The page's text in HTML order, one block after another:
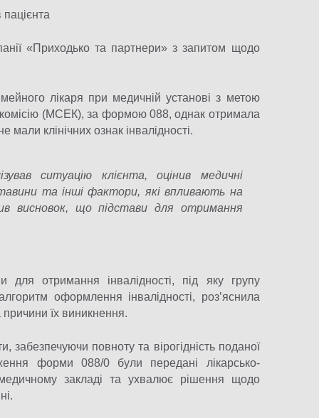
«Приходько та партнери» з запитом щодо
лікаря при медичній установі з метою
(МСЕК), за формою 088, однак отримала
мали клінічних ознак інвалідності.
ситуацію клієнта, оцінив медичні
та інші фактори, які впливають на
висновок, що підстави для отримання
для отримання інвалідності, під яку групу
оформлення інвалідності, розʼяснила
їх виникнення.
повноту та вірогідність поданої
форми 088/0 були передані лікарсько-
закладі та ухвалює рішення щодо